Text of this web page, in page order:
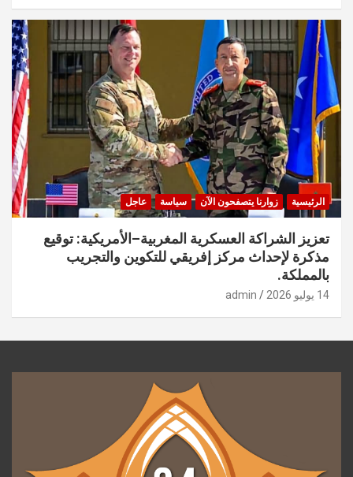
الرئيسية زوارنا يتصفحون الآن سياسة عاجل
تعزيز الشراكة العسكرية المغربية–الأمريكية: توقيع
مذكرة لإحداث مركز إفريقي للتكوين والتجريب
بالمملكة.
14 يوليو 2026 admin